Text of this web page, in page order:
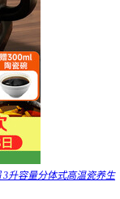
3升容量分体式高温瓷养生